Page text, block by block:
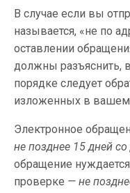
В случае если вы
называется, «не по
оставлении
должны разъяснить,
порядке следует
изложенных в
Электронное
не позднее 15 дней
обращение
проверке — не